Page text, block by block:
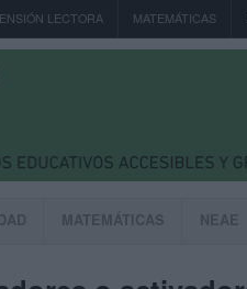
LECTORA MATEMÁTICAS
MATEMÁTICAS NEAE